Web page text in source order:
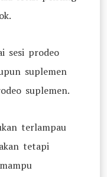
sesi prodeo
suplemen
suplemen.
terlampau
tetapi